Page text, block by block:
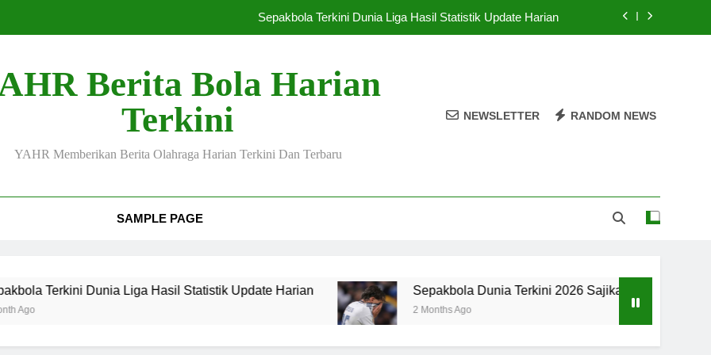
Sepakbola Terkini Dunia Liga Hasil Statistik Update Harian
Pemain Muda Bersinar Jadi Sorotan Pekan Ini di Liga Dunia
Timnas Indonesia Siapkan Laga Uji Coba Usai Musim
Sepakbola Terkini Dunia Liga Hasil Statistik Update Harian
Berita Bola Harian
Terkini
YAHR Memberikan Berita Olahraga Harian Terkini Dan Terbaru
NEWSLETTER RANDOM NEWS
SAMPLE PAGE
Dunia Liga Hasil Statistik Update Harian Sepakbola Dunia Terkini 2026 Sajikan Laga Spektakuler
2 Months Ago